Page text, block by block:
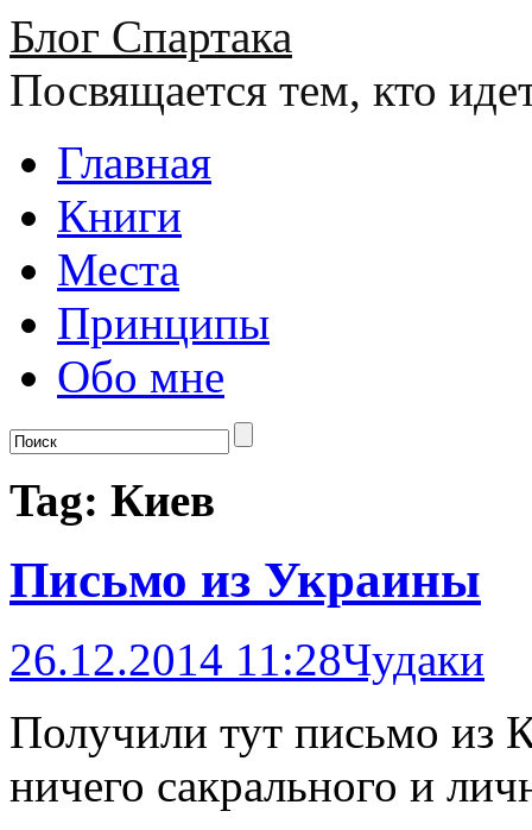
Блог Спартака
Посвящается тем, кто
Главная
Книги
Места
Принципы
Обо мне
Tag: Киев
Письмо из Украины
26.12.2014 11:28Чудаки
Получили тут письмо из
ничего сакрального и